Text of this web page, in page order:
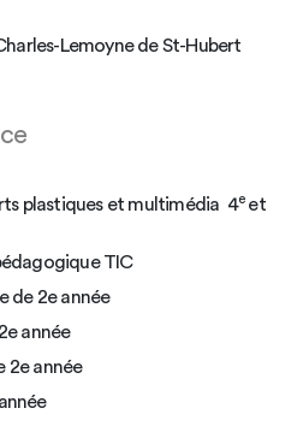
Lemoyne de St-Hubert
plastiques et multimédia 4eet
TIC
de 2e année
année
2e année